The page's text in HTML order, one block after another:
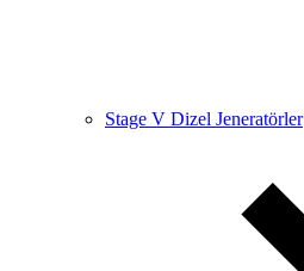
Stage V Dizel Jeneratörler